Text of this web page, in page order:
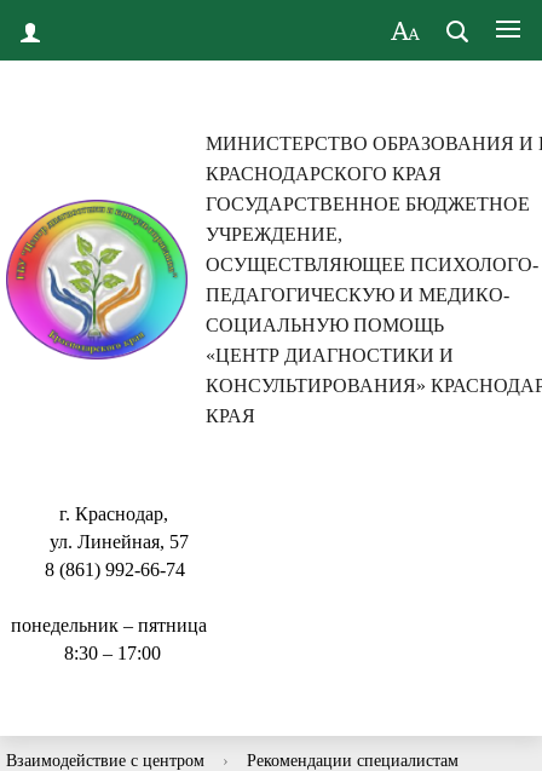
МИНИСТЕРСТВО ОБРАЗОВАНИЯ И
КРАСНОДАРСКОГО КРАЯ
ГОСУДАРСТВЕННОЕ БЮДЖЕТНОЕ
УЧРЕЖДЕНИЕ,
ОСУЩЕСТВЛЯЮЩЕЕ ПСИХОЛОГО-
ПЕДАГОГИЧЕСКУЮ И МЕДИКО-
СОЦИАЛЬНУЮ ПОМОЩЬ
«ЦЕНТР ДИАГНОСТИКИ И
КОНСУЛЬТИРОВАНИЯ»
КРАЯ
г. Краснодар,
ул. Линейная, 57
8 (861) 992-66-74
понедельник – пятница
8:30 – 17:00
Взаимодействие с центром › Рекомендации специалистам